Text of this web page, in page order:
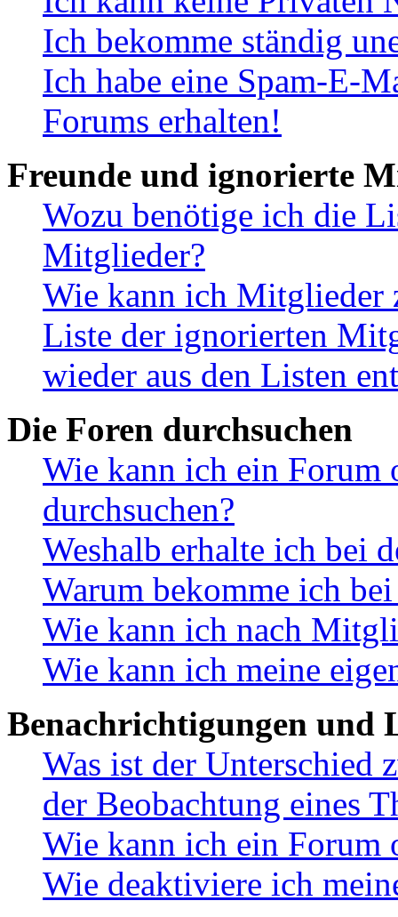
Ich bekomme ständig
Ich habe eine Spam-E-
Forums erhalten!
Freunde und ignorierte
Wozu benötige ich die
Mitglieder?
Wie kann ich Mitglieder
Liste der ignorierten
wieder aus den Listen
Die Foren durchsuchen
Wie kann ich ein Forum
durchsuchen?
Weshalb erhalte ich bei
Warum bekomme ich
Wie kann ich nach
Wie kann ich meine
Benachrichtigungen und
Was ist der Unterschied
der Beobachtung eines
Wie kann ich ein Forum
Wie deaktiviere ich